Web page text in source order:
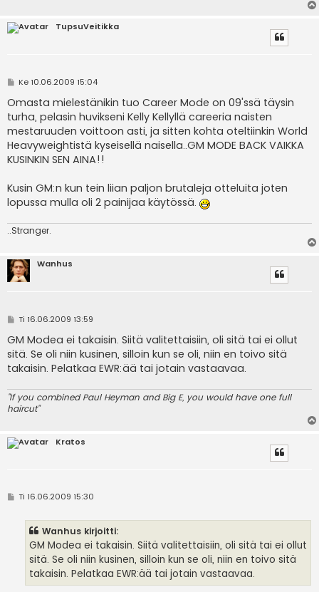
TupsuVeitikka
V
e
s
t
i
Ke 10.06.2009 15:04
Omasta mielestänikin tuo Career Mode on 09'ssä täysin
turha, pelasin huvikseni Kelly Kellyllä careeria naisten
mestaruuden voittoon asti, ja sitten kohta oteltiinkin World
Heavyweightistä kyseisellä naisella..GM MODE BACK VAIKKA
KUSINKIN SEN AINA!!
Kusin GM:n kun tein liian paljon brutaleja otteluita joten
lopussa mulla oli 2 painijaa käytössä.
..Stranger.
Wanhus
V
e
s
t
i
Ti 16.06.2009 13:59
GM Modea ei takaisin. Siitä valitettaisiin, oli sitä tai ei ollut
sitä. Se oli niin kusinen, silloin kun se oli, niin en toivo sitä
takaisin. Pelatkaa EWR:ää tai jotain vastaavaa.
"If you combined Paul Heyman and Big E, you would have one full
haircut"
Kratos
VTi 16.06.2009 15:30
Wanhus kirjoitti:
GM Modea ei takaisin. Siitä valitettaisiin, oli sitä tai ei ollut
sitä. Se oli niin kusinen, silloin kun se oli, niin en toivo sitä
takaisin. Pelatkaa EWR:ää tai jotain vastaavaa.